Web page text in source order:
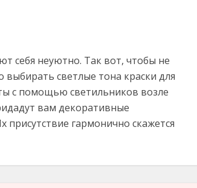
себя неуютно. Так вот, чтобы не
выбирать светлые тона краски для
с помощью светильников возле
вам декоративные
гармонично скажется